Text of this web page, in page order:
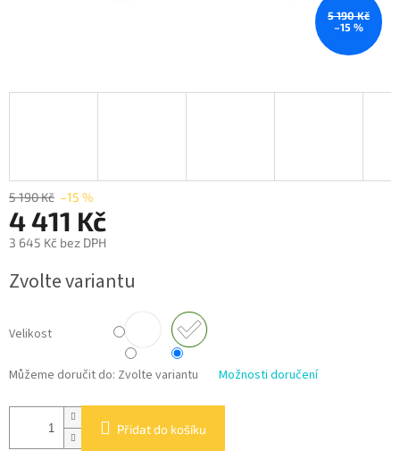
5 190 Kč
–15 %
5 190 Kč –15 %
4 411 Kč
3 645 Kč bez DPH
cena:
Zvolte variantu
Velikost
Můžeme doručit do: Zvolte variantu Možnosti doručení
Přidat do košíku